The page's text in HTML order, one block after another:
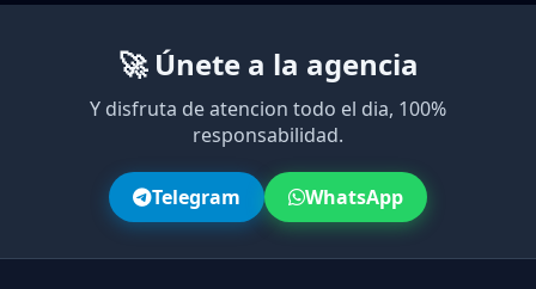
🚀 Únete a la agencia
Y disfruta de atencion todo el dia, 100%
responsabilidad.
Telegram WhatsApp